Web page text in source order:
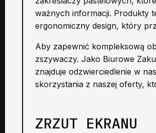
ważnych informacji. Produkty
ergonomiczny design, który
Aby zapewnić kompleksową
zszywaczy. Jako Biurowe
znajduje odzwierciedlenie w
skorzystania z naszej oferty,
ZRZUT EKRANU